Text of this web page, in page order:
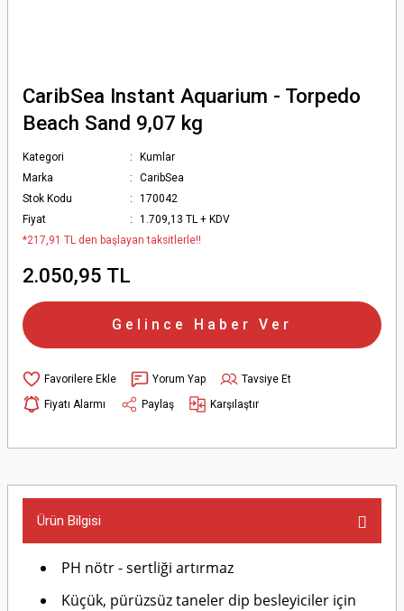
CaribSea Instant Aquarium - Torpedo
Beach Sand 9,07 kg
Kategori
Kumlar
Marka
CaribSea
Stok Kodu
170042
Fiyat
1.709,13 TL + KDV
*217,91 TL den başlayan taksitlerle!!
2.050,95 TL
Gelince Haber Ver
Yorum Yap
Tavsiye Et
Fiyatı Alarmı
Paylaş Karşılaştır
Ürün Bilgisi
PH nötr - sertliği artırmaz
Küçük, pürüzsüz taneler dip besleyiciler için